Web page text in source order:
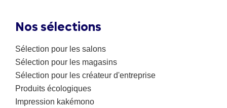
Nos sélections
Sélection pour les salons
Sélection pour les magasins
Sélection pour les créateur d'entreprise
Produits écologiques
Impression kakémono